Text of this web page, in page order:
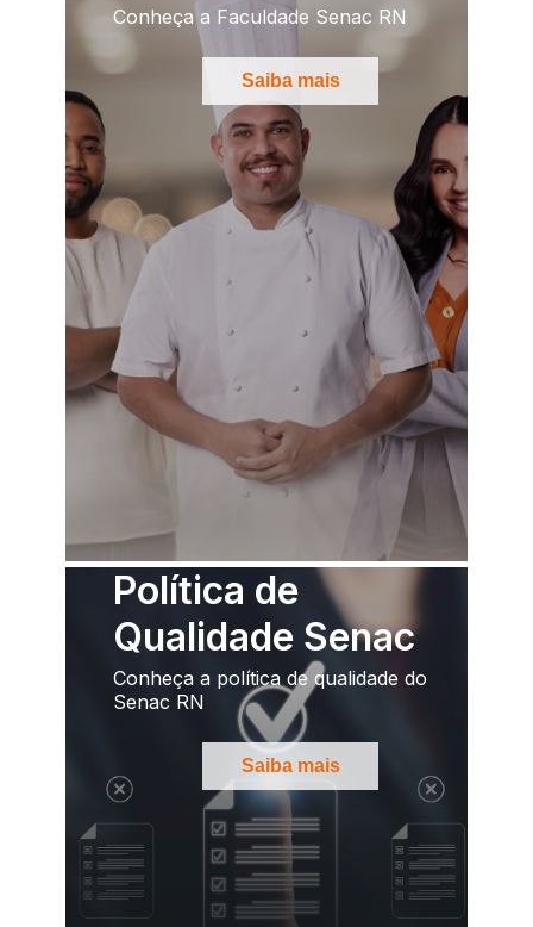
Conheça a Faculdade Senac RN
Saiba mais
Política de
Qualidade Senac
Conheça a política de qualidade do
Senac RN
Saiba mais